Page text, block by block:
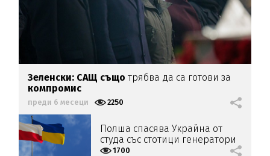
Зеленски: САЩ също трябва да са готови за
компромис
преди 6 месеци 2250
Полша спасява Украйна от
студа със стотици генератори
1700